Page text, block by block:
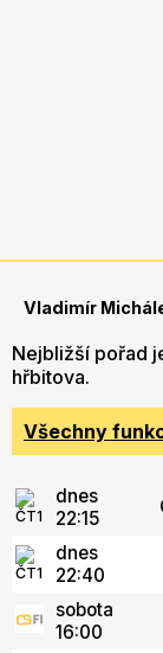
Vladimír
Nejbližší pořad
hřbitova.
Všechny
dnes
22:15
dnes
22:40
sobota
16:00